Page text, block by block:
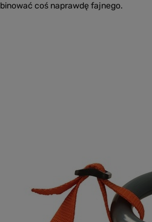
coś naprawdę fajnego.